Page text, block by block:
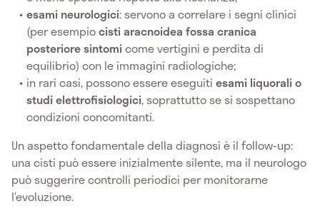
esami neurologici: servono a correlare i segni clinici
(per esempiocisti aracnoidea fossa cranica
posteriore sintomicome vertigini e perdita di
equilibrio) con le immagini radiologiche;
in rari casi, possono essere eseguitiesami liquorali o
studi elettrofisiologici, soprattutto se si sospettano
condizioni concomitanti.
Un aspetto fondamentale della diagnosi è il follow-up:
una cisti può essere inizialmente silente, ma il neurologo
può suggerire controlli periodici per monitorarne
l’evoluzione.